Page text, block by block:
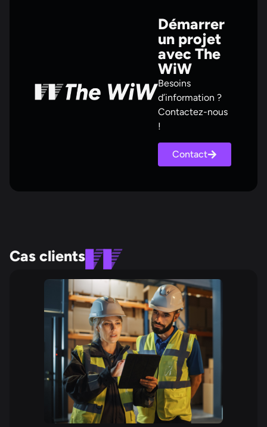
Démarrer
un projet
avec The
WiW
Besoins
d’information ?
Contactez-nous
!
Contact
Cas clients